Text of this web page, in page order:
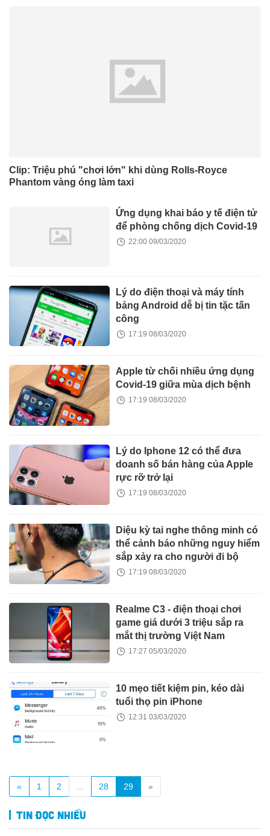
Clip: Triệu phú "chơi lớn" khi dùng Rolls-Royce
Phantom vàng óng làm taxi
Ứng dụng khai báo y tế điện tử
để phòng chống dịch Covid-19
22:00 09/03/2020
Lý do điện thoại và máy tính
bảng Android dễ bị tin tặc tấn
công
17:19 08/03/2020
Apple từ chối nhiều ứng dụng
Covid-19 giữa mùa dịch bệnh
17:19 08/03/2020
Lý do Iphone 12 có thể đưa
doanh số bán hàng của Apple
rực rỡ trở lại
17:19 08/03/2020
Diệu kỳ tai nghe thông minh có
thể cảnh báo những nguy hiểm
sắp xảy ra cho người đi bộ
17:19 08/03/2020
Realme C3 - điện thoại chơi
game giá dưới 3 triệu sắp ra
mắt thị trường Việt Nam
17:27 05/03/2020
10 mẹo tiết kiệm pin, kéo dài
tuổi thọ pin iPhone
12:31 03/03/2020
« 1 2 28 29 »
Tin đọc nhiều